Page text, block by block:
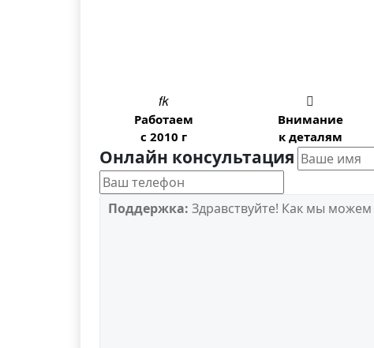

Работаем
с 2010 г

Внимание
к деталям
Онлайн консультация
Поддержка: Здравствуйте! Как мы